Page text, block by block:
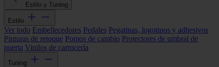
Estilo y Tuning
Estilo
Ver todo Embellecedores Pedales Pegatinas, logotipos y adhesivos
Pinturas de retoque Pomos de cambio Protectores de umbral de
puerta Vinilos de carrocería
Tuning